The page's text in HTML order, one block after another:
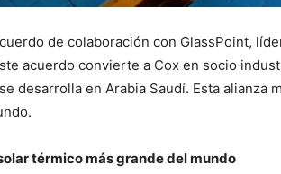
de colaboración con GlassPoint,
acuerdo convierte a Cox en socio
desarrolla en Arabia Saudí. Esta
térmico más grande del mundo